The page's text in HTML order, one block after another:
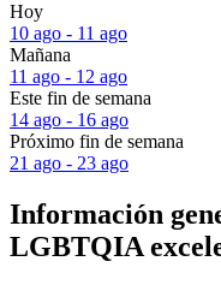
Hoy
10 ago - 11 ago
Mañana
11 ago - 12 ago
Este fin de semana
14 ago - 16 ago
Próximo fin de semana
21 ago - 23 ago
Información
LGBTQIA